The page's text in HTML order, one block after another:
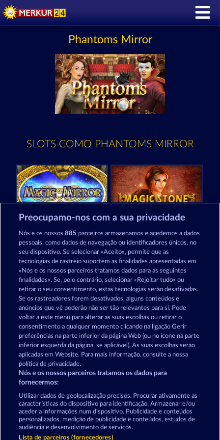
Phantoms Mirror
SLOTS COMO PHANTOMS MIRROR
Magic Mirror
Mighty Dragon
Termos e Condições
Declaração de Privacidade Marca
Empresa Perguntas frequentes Facebook
Enviar pedido de rescisão
Preocupamo-nos com a sua privacidade
Nós e os nossos885 parceiros armazenamos e acedemos a dados
pessoais, como dados de navegação ou identificadores únicos, no
seu dispositivo. Se selecionar «Aceito», permite que as
tecnologias de rastreio suportem as finalidades apresentadas em
«Nós e os nossos parceiros tratamos dados para as seguintes
finalidades». Se, pelo contrário, selecionar «Rejeitar tudo» ou
retirar o seu consentimento, estas tecnologias serão desativadas.
Se os rastreadores forem desativados, alguns conteúdos e
anúncios que vê poderão não ser tão relevantes para si. Pode
voltar a este menu para alterar as suas escolhas ou retirar o
consentimento a qualquer momento clicando na ligação Gerir
preferências na parte inferior da página Web (ou no ícone na parte
inferior esquerda da página, se aplicável). As suas escolhas serão
aplicadas em Website. Para mais informação, consulte a nossa
política de privacidade.
Nós e os nossos parceiros tratamos os dados para
fornecermos:
Utilizar dados de geolocalização precisos. Procurar ativamente as
características do dispositivo para identificação. Armazenar e/ou
aceder a informações num dispositivo. Publicidade e conteúdos
personalizados, medição de publicidade e conteúdos, estudos de
audiência e desenvolvimento de serviços.
Lista de parceiros (fornecedores)